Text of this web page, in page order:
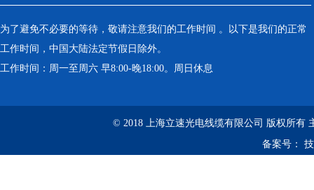
为了避免不必要的等待，敬请注意我们的工作时间 。以下是我们的正常
工作时间，中国大陆法定节假日除外。
工作时间：周一至周六 早8:00-晚18:00。周日休息
© 2018 上海立速光电线缆有限公司 版权所有
备案号：